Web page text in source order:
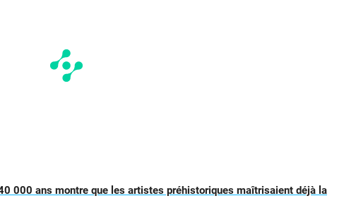
000 ans montre que les artistes préhistoriques maîtrisaient déjà la